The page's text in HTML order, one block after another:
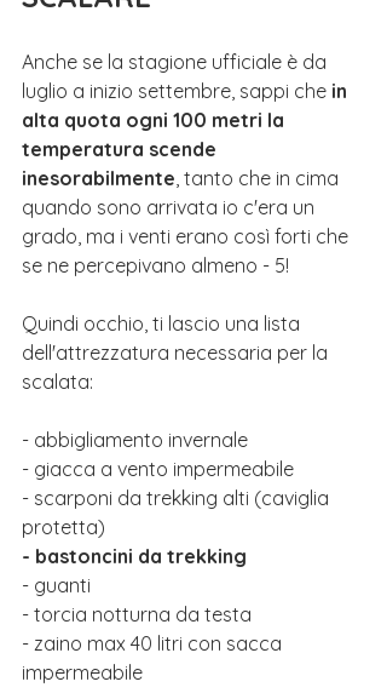
Anche se la stagione ufficiale è da
luglio a inizio settembre, sappi che in
alta quota ogni 100 metri la
temperatura scende
inesorabilmente , tanto che in cima
quando sono arrivata io c'era un
grado, ma i venti erano così forti che
se ne percepivano almeno - 5!
Quindi occhio, ti lascio una lista
dell'attrezzatura necessaria per la
scalata:
- abbigliamento invernale
- giacca a vento impermeabile
- scarponi da trekking alti (caviglia
protetta)
- bastoncini da trekking
- guanti
- torcia notturna da testa
- zaino max 40 litri con sacca
impermeabile